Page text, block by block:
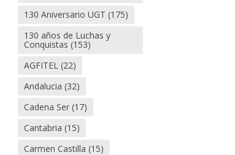
130 Aniversario UGT (175)
130 años de Luchas y
Conquistas (153)
AGFITEL (22)
Andalucia (32)
Cadena Ser (17)
Cantabria (15)
Carmen Castilla (15)